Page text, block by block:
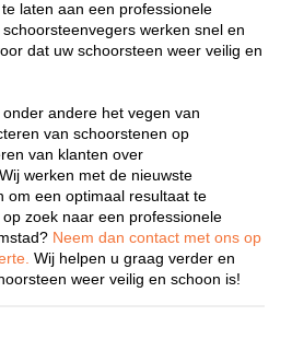
laten aan een professionele
werken snel en
dat uw schoorsteen weer veilig en
andere het vegen van
van schoorstenen op
van klanten over
werken met de nieuwste
om een optimaal resultaat te
zoek naar een professionele
Neem dan contact met ons op
Wij helpen u graag verder en
weer veilig en schoon is!